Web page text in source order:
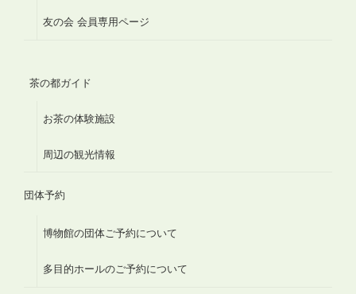
友の会 会員専用ページ
茶の都ガイド
お茶の体験施設
周辺の観光情報
団体予約
博物館の団体ご予約について
多目的ホールのご予約について